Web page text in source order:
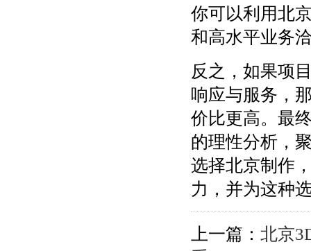
你可以利用北
和高水平业务
反之，如果项
响应与服务，
价比更高。最
的理性分析，
选择北京制作
力，并为这种
上一篇： 北京